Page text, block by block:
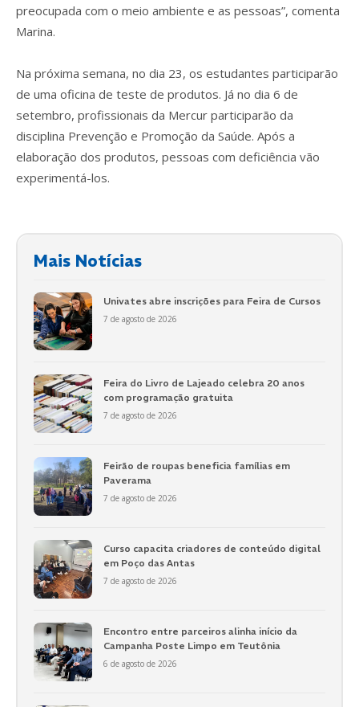
preocupada com o meio ambiente e as pessoas”, comenta
Marina.
Na próxima semana, no dia 23, os estudantes participarão
de uma oficina de teste de produtos. Já no dia 6 de
setembro, profissionais da Mercur participarão da
disciplina Prevenção e Promoção da Saúde. Após a
elaboração dos produtos, pessoas com deficiência vão
experimentá-los.
Mais Notícias
Univates abre inscrições para Feira de Cursos
7 de agosto de 2026
Feira do Livro de Lajeado celebra 20 anos
com programação gratuita
7 de agosto de 2026
Feirão de roupas beneficia famílias em
Paverama
7 de agosto de 2026
Curso capacita criadores de conteúdo digital
em Poço das Antas
7 de agosto de 2026
Encontro entre parceiros alinha início da
Campanha Poste Limpo em Teutônia
6 de agosto de 2026